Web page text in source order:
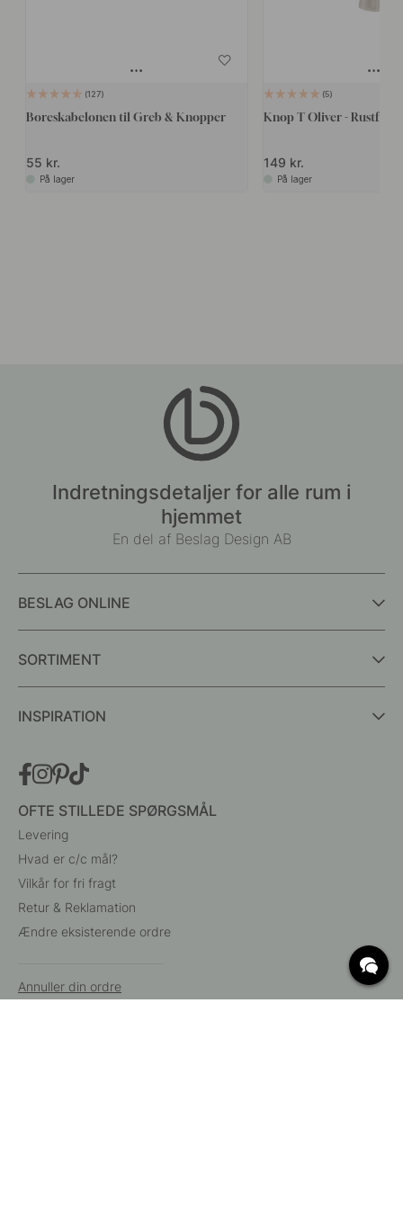
127
Boreskabelonen til Greb & Knopper
55 kr.
På lager
5
Knop T Oliver - Rustfrit
149 kr.
På lager
Indretningsdetaljer for alle rum i
hjemmet
En del af Beslag Design AB
BESLAG ONLINE
SORTIMENT
INSPIRATION
OFTE STILLEDE SPØRGSMÅL
Levering
Hvad er c/c mål?
Vilkår for fri fragt
Retur & Reklamation
Ændre eksisterende ordre
Annuller din ordre